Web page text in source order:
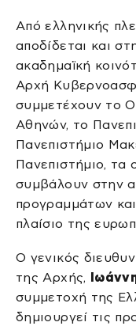
Από ελληνικής
αποδίδεται και
ακαδημαϊκή
Αρχή
συμμετέχουν το
Αθηνών, το
Πανεπιστήμιο
Πανεπιστήμιο, τα
συμβάλουν στην
προγραμμάτων
πλαίσιο της
Ο γενικός
της Αρχής,
συμμετοχή της
δημιουργεί τις